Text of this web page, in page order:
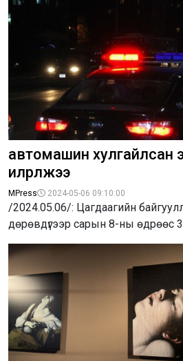
автомашин хулгайлсан
илрүүлжээ
MPress 2024-05-06 09:10:00
/2024.05.06/: Цагдаагийн
дөрөвдүгээр сарын 8-ны өдрөөс